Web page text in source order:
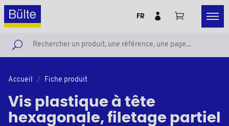
FR
Accueil Fiche produit
Vis plastique à tête
hexagonale, filetage partiel